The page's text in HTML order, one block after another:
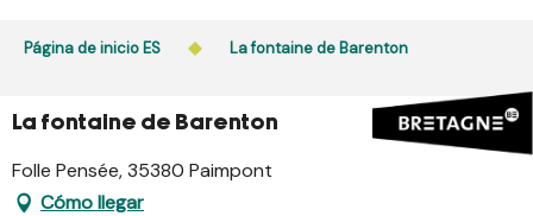
Página de inicio ES La fontaine de Barenton
La fontaine de Barenton
Folle Pensée, 35380 Paimpont
Cómo llegar